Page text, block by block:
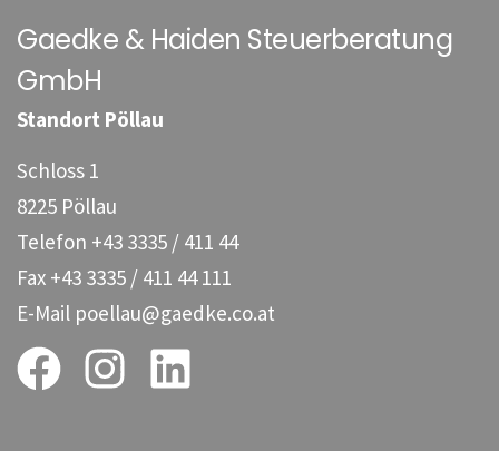
Gaedke & Haiden Steuerberatung
GmbH
Standort Pöllau
Schloss 1
8225 Pöllau
Telefon +43 3335 / 411 44
Fax +43 3335 / 411 44 111
E-Mail poellau@gaedke.co.at